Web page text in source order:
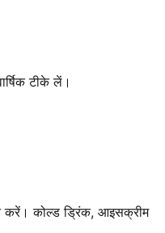
टीके लें।
करें। कोल्ड ड्रिंक, आइसक्रीम